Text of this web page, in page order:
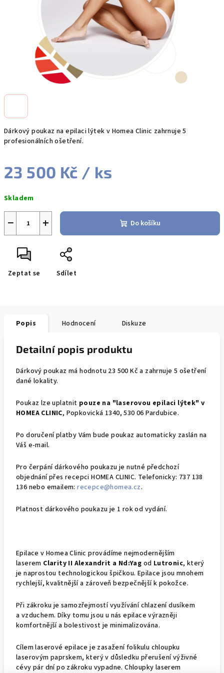
Dárkový poukaz na epilaci lýtek v Homea Clinic zahrnuje 5
profesionálních ošetření.
23 500 Kč / ks
cena:
Skladem
+
− Do košíku
Zeptat se Sdílet
Popis Hodnocení Diskuze
Detailní popis produktu
Dárkový poukaz má hodnotu 23 500 Kč a zahrnuje 5 ošetření
dané lokality.
Poukaz lze uplatnit pouze na "laserovou epilaci lýtek" v
HOMEA CLINIC, Popkovická 1340, 530 06 Pardubice.
Po doručení platby Vám bude poukaz automaticky zaslán na
Váš e-mail.
Pro čerpání dárkového poukazu je nutné předchozí
objednání přes recepci HOMEA CLINIC. Telefonicky: 737 138
136 nebo emailem:recepce@homea.cz.
Platnost dárkového poukazu je 1 rok od vydání.
Epilace v Homea Clinic provádíme nejmodernějším
laserem Clarity II Alexandrit a Nd:Yag od Lutronic, který
je naprostou technologickou špičkou. Epilace jsou mnohem
rychlejší, kvalitnější a zároveň bezpečnější k pokožce.
Při zákroku je samozřejmostí využívání chlazení dusíkem
a vzduchem. Díky tomu jsou u nás epilace výrazněji
komfortnější a bolestivost je minimalizována.
Cílem laserové epilace je zasažení folikulu chloupku
laserovým paprskem, který v důsledku přerušení výživné
cévy pár dní po zákroku vypadne. Chloupky laserem